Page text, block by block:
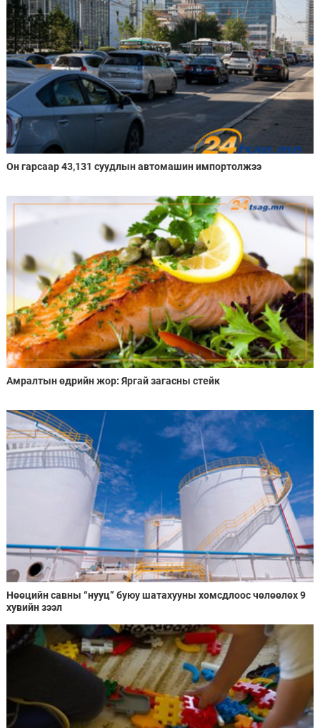
Он гарсаар 43,131 суудлын автомашин импортолжээ
Амралтын өдрийн жор: Яргай загасны стейк
Нөөцийн савны “нууц” буюу шатахууны хомсдлоос чөлөөлөх 9
хувийн зээл